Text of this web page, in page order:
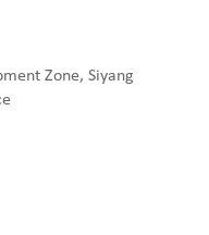
Zone, Siyang